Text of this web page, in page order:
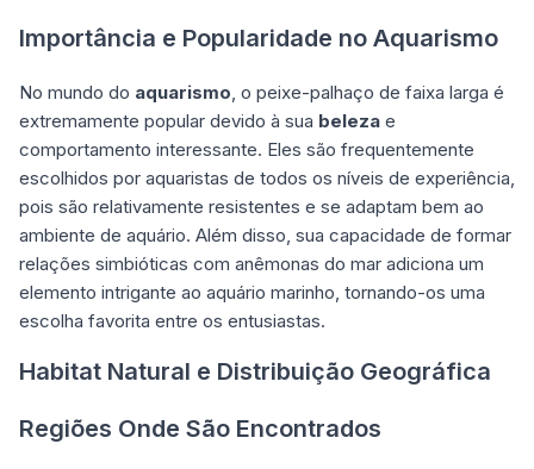
Importância e Popularidade no Aquarismo
No mundo do aquarismo, o peixe-palhaço de faixa larga é
extremamente popular devido à sua beleza e
comportamento interessante. Eles são frequentemente
escolhidos por aquaristas de todos os níveis de experiência,
pois são relativamente resistentes e se adaptam bem ao
ambiente de aquário. Além disso, sua capacidade de formar
relações simbióticas com anêmonas do mar adiciona um
elemento intrigante ao aquário marinho, tornando-os uma
escolha favorita entre os entusiastas.
Habitat Natural e Distribuição Geográfica
Regiões Onde São Encontrados